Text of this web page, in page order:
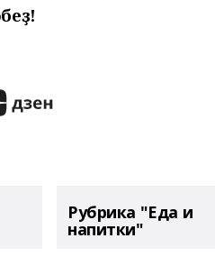
Рубрика "Еда и
напитки"